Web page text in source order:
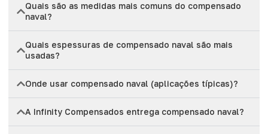
Quais são as medidas mais comuns do compensado
naval?
Quais espessuras de compensado naval são mais
usadas?
Onde usar compensado naval (aplicações típicas)?
A Infinity Compensados entrega compensado naval?